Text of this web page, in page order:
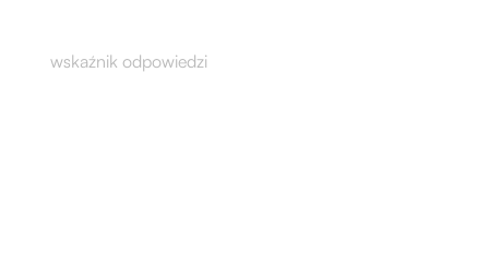
wskaźnik odpowiedzi